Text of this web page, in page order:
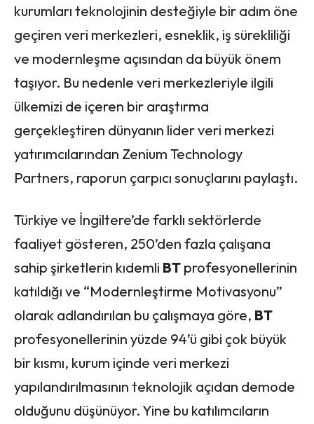
kurumları teknolojinin desteğiyle bir adım öne
geçiren veri merkezleri, esneklik, iş sürekliliği
ve modernleşme açısından da büyük önem
taşıyor. Bu nedenle veri merkezleriyle ilgili
ülkemizi de içeren bir araştırma
gerçekleştiren dünyanın lider veri merkezi
yatırımcılarından Zenium Technology
Partners, raporun çarpıcı sonuçlarını paylaştı.
Türkiye ve İngiltere’de farklı sektörlerde
faaliyet gösteren, 250’den fazla çalışana
sahip şirketlerin kıdemli BT profesyonellerinin
katıldığı ve “Modernleştirme Motivasyonu”
olarak adlandırılan bu çalışmaya göre, BT
profesyonellerinin yüzde 94’ü gibi çok büyük
bir kısmı, kurum içinde veri merkezi
yapılandırılmasının teknolojik açıdan demode
olduğunu düşünüyor. Yine bu katılımcıların